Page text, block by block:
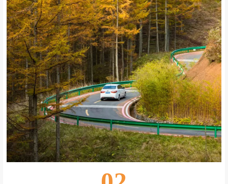
若要问秋天去了哪里？
我想，到这里你便会得到答案